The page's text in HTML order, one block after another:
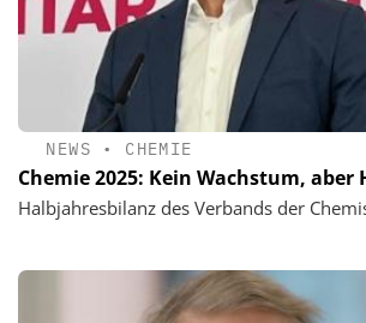
NEWS • CHEMIE
Chemie 2025: Kein Wachstum, aber
Halbjahresbilanz des Verbands der